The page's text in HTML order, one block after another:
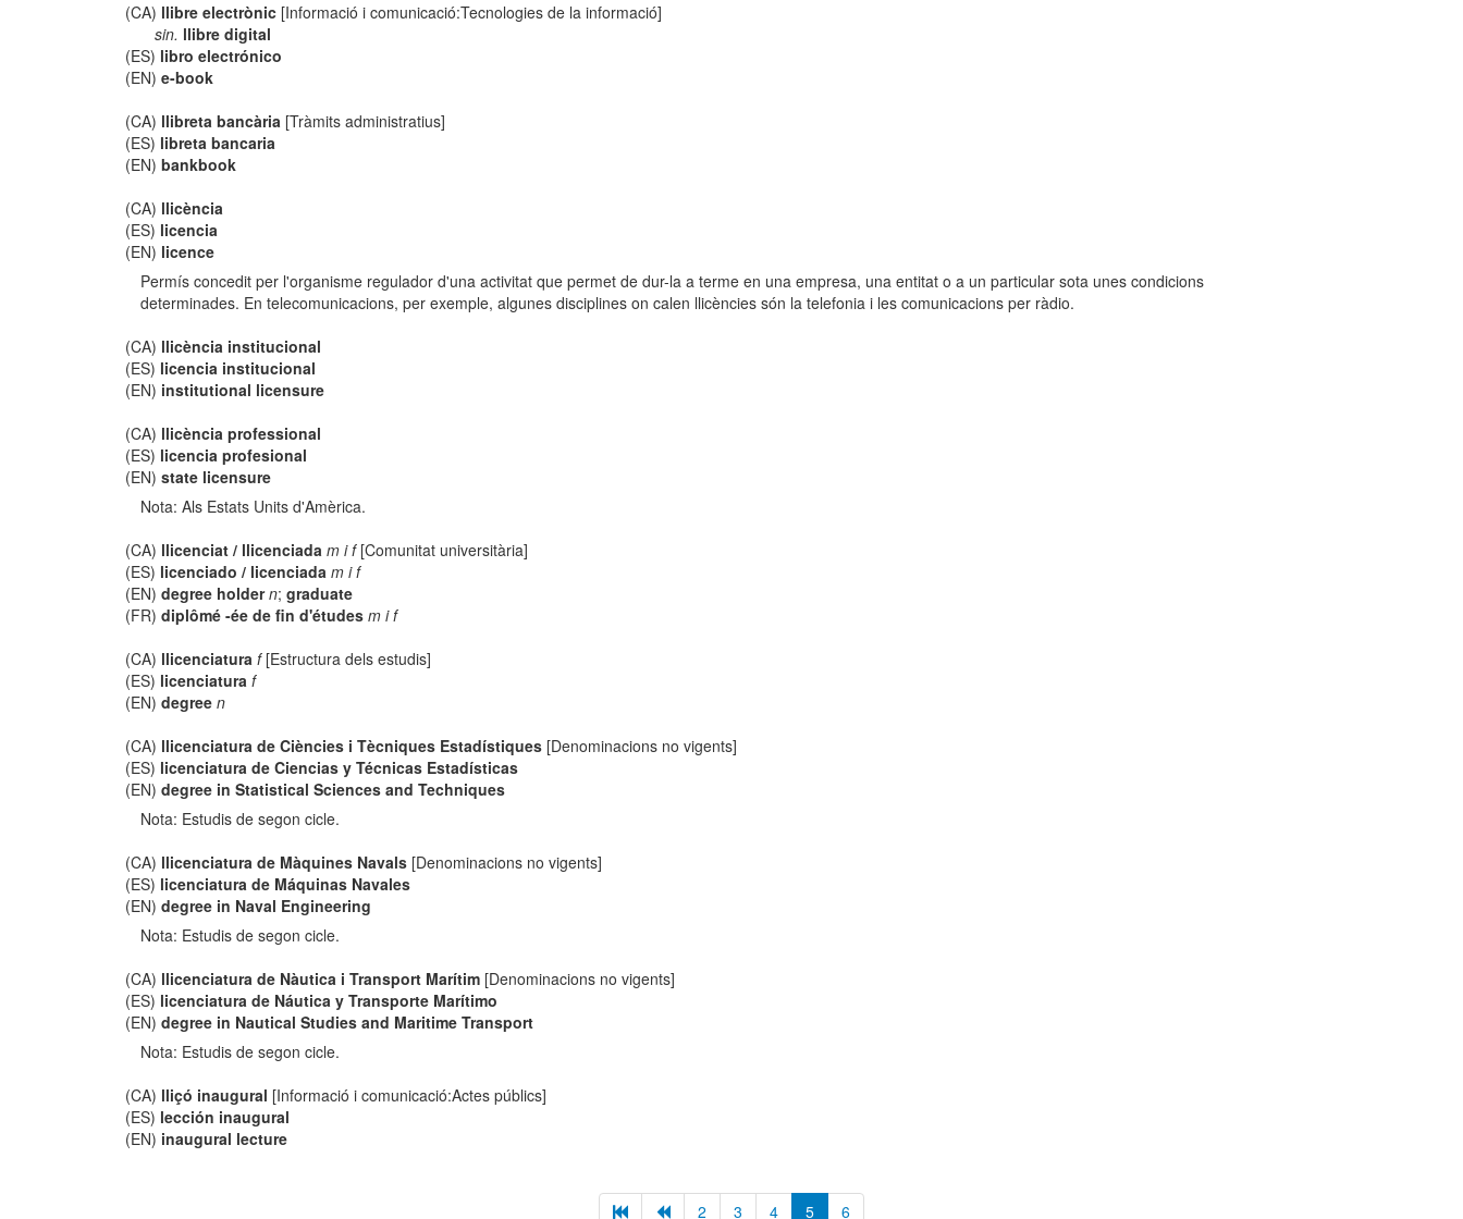
(CA) llibre electrònic [Informació i comunicació:Tecnologies de la informació]
sin. llibre digital
(ES) libro electrónico
(EN)e-book
(CA) llibreta bancària [Tràmits administratius]
(ES) libreta bancaria
(EN)bankbook
(CA) llicència
(ES) licencia
(EN) licence
Permís concedit per l'organisme regulador d'una activitat que permet de dur-la a terme en una empresa, una entitat o a un particular sota unes condicions
determinades. En telecomunicacions, per exemple, algunes disciplines on calen llicències són la telefonia i les comunicacions per ràdio.
(CA) llicència institucional
(ES) licencia institucional
(EN) institutional licensure
(CA) llicència professional
(ES) licencia profesional
(EN)state licensure
Nota: Als Estats Units d'Amèrica.
(CA) llicenciat / llicenciada m i f[Comunitat universitària]
(ES) licenciado / licenciada m i f
(EN)degree holder n;graduate
(FR)diplômé -ée de fin d'études m i f
(CA) llicenciatura f[Estructura dels estudis]
(ES) licenciatura f
(EN)degree n
(CA) llicenciatura de Ciències i Tècniques Estadístiques [Denominacions no vigents]
(ES) licenciatura de Ciencias y Técnicas Estadísticas
(EN)degree in Statistical Sciences and Techniques
Nota: Estudis de segon cicle.
(CA) llicenciatura de Màquines Navals [Denominacions no vigents]
(ES) licenciatura de Máquinas Navales
(EN)degree in Naval Engineering
Nota: Estudis de segon cicle.
(CA) llicenciatura de Nàutica i Transport Marítim [Denominacions no vigents]
(ES) licenciatura de Náutica y Transporte Marítimo
(EN)degree in Nautical Studies and Maritime Transport
Nota: Estudis de segon cicle.
(CA) lliçó inaugural [Informació i comunicació:Actes públics]
(ES) lección inaugural
(EN) inaugural lecture
2 3 4 5 6